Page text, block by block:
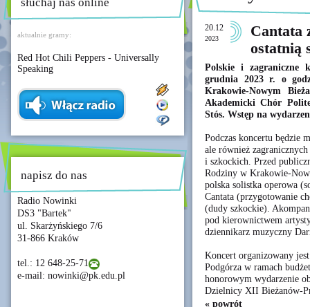
aktualnie gramy:
Red Hot Chili Peppers - Universally
Speaking
napisz do nas
Radio Nowinki
DS3 "Bartek"
ul. Skarżyńskiego 7/6
31-866 Kraków
tel.: 12 648-25-71
e-mail: nowinki@pk.edu.pl
20.12
2023
Cantata
ostatnią
Polskie i zagraniczne
grudnia 2023 r. o
Krakowie-Nowym
Akademicki Chór
Stós. Wstęp na
Podczas koncertu będzie
ale również
i szkockich. Przed
Rodziny w Krakowie-
polska solistka operowa
Cantata (przygotowanie
(dudy szkockie).
pod kierownictwem
dziennikarz muzyczny
Koncert organizowany
Podgórza w ramach
honorowym wydarzenie
Dzielnicy XII Bieżanów-
« powrót